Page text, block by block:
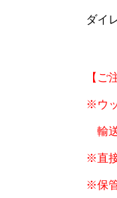
ダイ
【ご
※ウ
輸
※直
※保